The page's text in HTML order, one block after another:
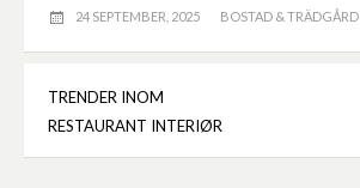
24 SEPTEMBER, 2025 BOSTAD & TRÄDGÅRD
Inläggsnavigering
TRENDER INOM
RESTAURANT INTERIØR